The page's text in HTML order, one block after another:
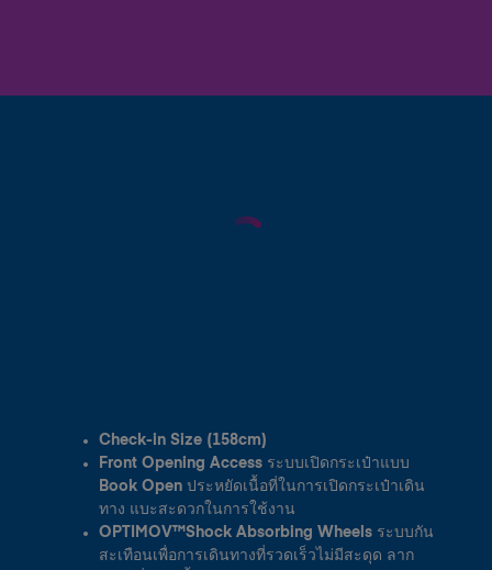
Check-in Size (158cm)
Front Opening Access ระบบเปิดกระเป๋าแบบ
Book Open ประหยัดเนื้อที่ในการเปิดกระเป๋าเดิน
ทาง แบะสะดวกในการใช้งาน
OPTIMOV™Shock Absorbing Wheels ระบบกัน
สะเทือนเพื่อการเดินทางที่รวดเร็วไม่มีสะดุด ลาก